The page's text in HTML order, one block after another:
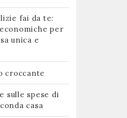
fai da te:
per
unica e
croccante
sulle spese di
casa